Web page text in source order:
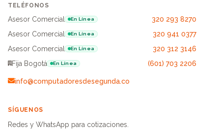
TELÉFONOS
Asesor Comercial En Línea
320 293 8270
Asesor Comercial
En Línea
320 941 0377
Asesor Comercial
En Línea
320 312 3146
Fija Bogotá
En Línea (601) 703 2206
info@computadoresdesegunda.co
SÍGUENOS
Redes y WhatsApp para cotizaciones.